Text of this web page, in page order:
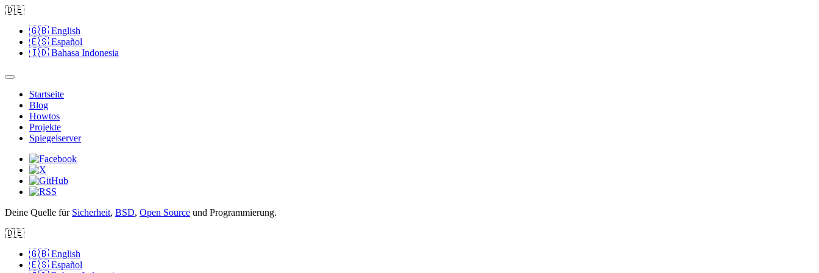
🇩🇪
🇬🇧 English
🇪🇸 Español
🇮🇩 Bahasa Indonesia
Startseite
Blog
Howtos
Projekte
Spiegelserver
Deine Quelle für Sicherheit, BSD, Open Source und Programmierung.
🇩🇪
🇬🇧 English
🇪🇸 Español